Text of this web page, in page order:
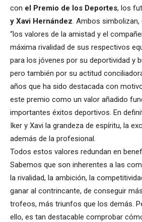
con el Premio de los Deportes, los
y Xavi Hernández. Ambos simbolizan,
“los valores de la amistad y el
máxima rivalidad de sus respectivos
para los jóvenes por su deportividad y
pero también por su actitud
años que ha sido destacada con
este premio como un valor añadido
importantes éxitos deportivos. En
Iker y Xavi la grandeza de espíritu, la
además de la profesional.
Todos estos valores redundan en
Sabemos que son inherentes a las
la rivalidad, la ambición, la
ganar al contrincante, de conseguir
trofeos, más triunfos que los demás.
ello, es tan destacable comprobar